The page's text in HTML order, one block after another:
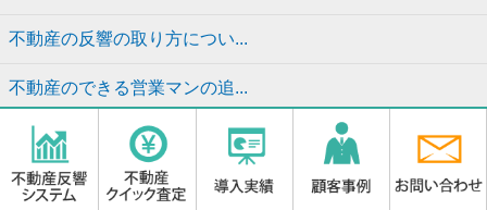
不動産の反響の取り方につい...
不動産のできる営業マンの追...
不動産仲介で反響がとれるリ...
不動産営業の追客メール